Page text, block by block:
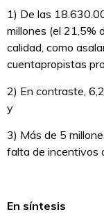
1) De las
millones (el 21,5%
calidad, como
cuentapropistas
2) En contraste,
y
3) Más de 5
falta de incentivos
En síntesis